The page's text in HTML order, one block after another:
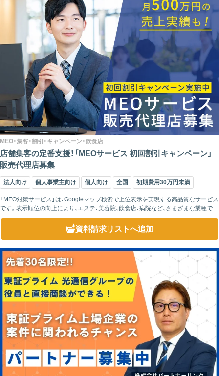
MEO・集客・割引・キャンペーン・飲食店
店舗集客の定番支援！「MEOサービス 初回割引キャンペーン」
販売代理店募集
法人向け 個人事業主向け 個人向け 全国 初期費用30万円未満
「MEO対策サービス」は、Googleマップ検索で上位表示を実現する高品質なサービス
です。表示順位の向上により、エステ、美容院、飲食店、病院など、さまざまな業種で来
店数や問い合わせ数の増加を実現しています。導入店舗数はすでに5,...
資料請求リストへ追加